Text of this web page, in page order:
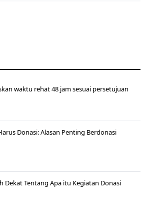
waktu rehat 48 jam sesuai persetujuan
Donasi: Alasan Penting Berdonasi
Dekat Tentang Apa itu Kegiatan Donasi